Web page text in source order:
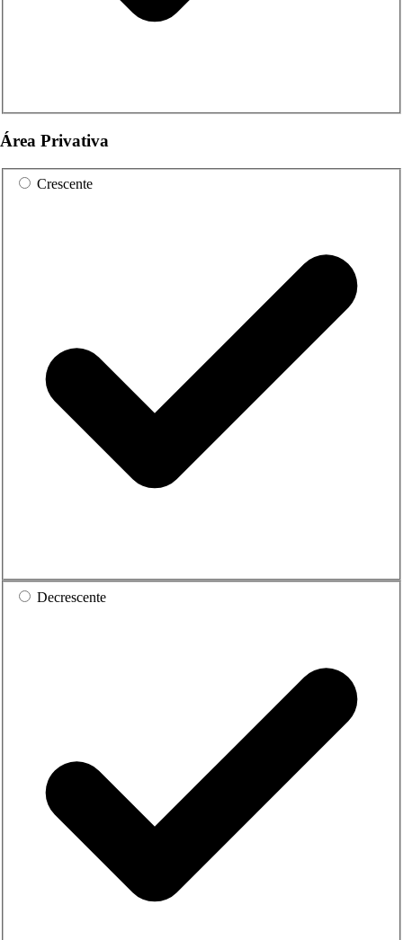
Área Privativa
Crescente
Decrescente